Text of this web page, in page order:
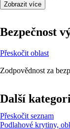
Zobrazit více
Bezpečnost
Přeskočit oblast
Zodpovědnost za
Další
Přeskočit seznam
Podlahové krytiny,